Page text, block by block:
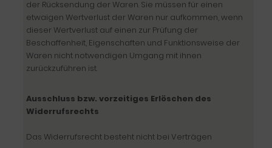
der Rücksendung der Waren. Sie müssen für einen
etwaigen Wertverlust der Waren nur aufkommen, wenn
dieser Wertverlust auf einen zur Prüfung der
Beschaffenheit, Eigenschaften und Funktionsweise der
Waren nicht notwendigen Umgang mit ihnen
zurückzuführen ist.
Ausschluss bzw. vorzeitiges Erlöschen des
Widerrufsrechts
Das Widerrufsrecht besteht nicht bei Verträgen